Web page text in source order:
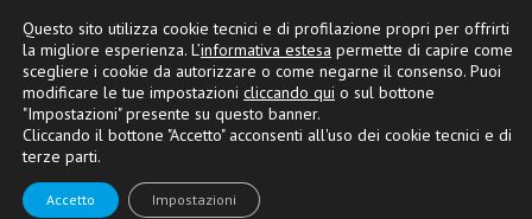
Questo sito utilizza cookie tecnici e di profilazione propri per offrirti
la migliore esperienza. L’informativa estesa permette di capire come
scegliere i cookie da autorizzare o come negarne il consenso. Puoi
modificare le tue impostazioni cliccando qui o sul bottone
"Impostazioni" presente su questo banner.
Cliccando il bottone "Accetto" acconsenti all'uso dei cookie tecnici e di
terze parti.
Accetto Impostazioni